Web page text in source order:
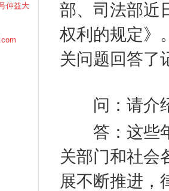
仲益大
部、司法部近
权利的规定》
关问题回答了
问：请介绍
答：这些年
关部门和社会
展不断推进，